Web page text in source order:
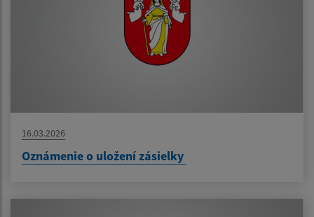
16.03.2026
Oznámenie o uložení zásielky